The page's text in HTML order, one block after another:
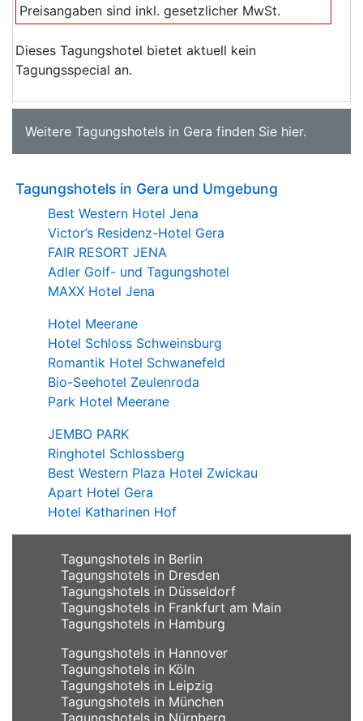
Preisangaben sind inkl. gesetzlicher MwSt.
Dieses Tagungshotel bietet aktuell kein
Tagungsspecial an.
Weitere Tagungshotels in Gera finden Sie hier.
Tagungshotels in Gera und Umgebung
Best Western Hotel Jena
Victor’s Residenz-Hotel Gera
FAIR RESORT JENA
Adler Golf- und Tagungshotel
MAXX Hotel Jena
Hotel Meerane
Hotel Schloss Schweinsburg
Romantik Hotel Schwanefeld
Bio-Seehotel Zeulenroda
Park Hotel Meerane
JEMBO PARK
Ringhotel Schlossberg
Best Western Plaza Hotel Zwickau
Apart Hotel Gera
Hotel Katharinen Hof
Tagungshotels in Berlin
Tagungshotels in Dresden
Tagungshotels in Düsseldorf
Tagungshotels in Frankfurt am Main
Tagungshotels in Hamburg
Tagungshotels in Hannover
Tagungshotels in Köln
Tagungshotels in Leipzig
Tagungshotels in München
Tagungshotels in Nürnberg